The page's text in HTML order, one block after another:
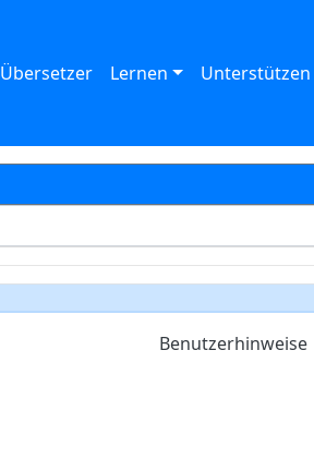
Übersetzer Lernen Unterstützen
Benutzerhinweise